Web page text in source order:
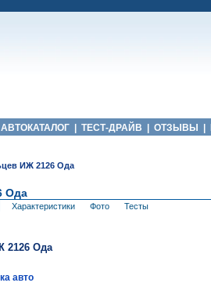
АВТОКАТАЛОГ ТЕСТ-ДРАЙВ ОТЗЫВЫ
ИЖ 2126 Ода
Ода
Характеристики Фото Тесты
2126 Ода
авто